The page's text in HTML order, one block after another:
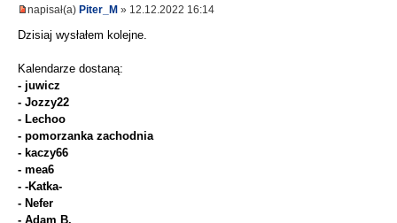
napisał(a) Piter_M » 12.12.2022 16:14
Dzisiaj wysłałem kolejne.
Kalendarze dostaną:
- juwicz
- Jozzy22
- Lechoo
- pomorzanka zachodnia
- kaczy66
- mea6
- -Katka-
- Nefer
- Adam B.